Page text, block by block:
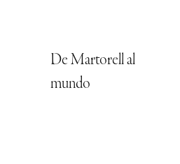
De Martorell al
mundo